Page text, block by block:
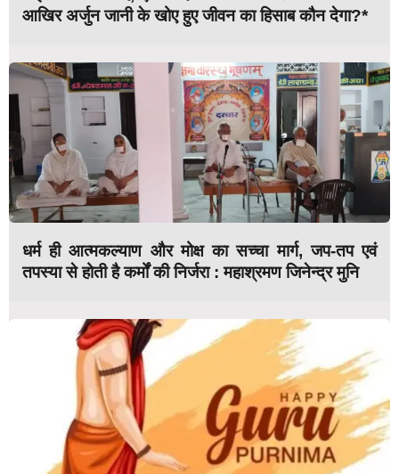
आखिर अर्जुन जानी के खोए हुए जीवन का हिसाब कौन देगा?*
धर्म ही आत्मकल्याण और मोक्ष का सच्चा मार्ग, जप-तप एवं
तपस्या से होती है कर्मों की निर्जरा : महाश्रमण जिनेन्द्र मुनि